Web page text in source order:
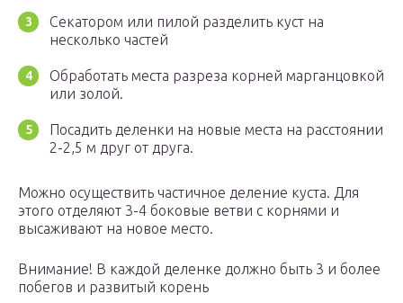
Секатором или пилой разделить куст на
несколько частей
Обработать места разреза корней марганцовкой
или золой.
Посадить деленки на новые места на расстоянии
2-2,5 м друг от друга.
Можно осуществить частичное деление куста. Для
этого отделяют 3-4 боковые ветви с корнями и
высаживают на новое место.
Внимание! В каждой деленке должно быть 3 и более
побегов и развитый корень